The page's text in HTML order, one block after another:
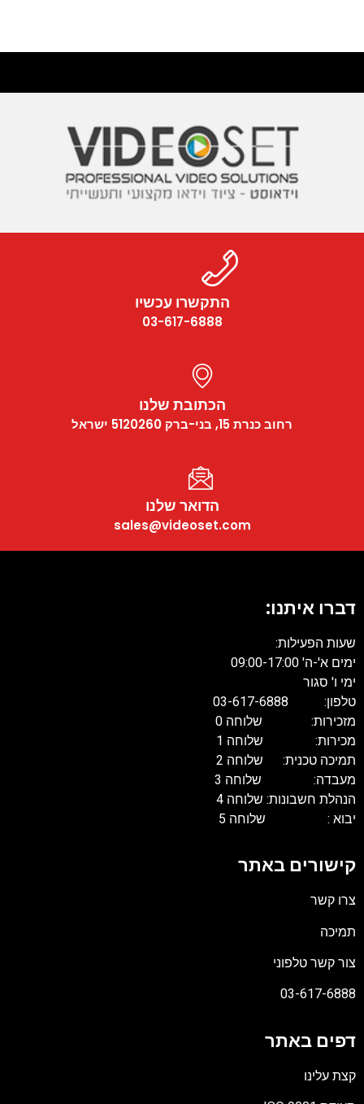
התקשרו עכשיו
03-617-6888
הכתובת שלנו
רחוב כנרת 15, בני-ברק 5120260 ישראל
הדואר שלנו
sales@videoset.com
דברו איתנו:
שעות הפעילות:
ימים א'-ה' 09:00-17:00
ימי ו' סגור
טלפון: 03-617-6888
מזכירות: שלוחה 0
מכירות: שלוחה 1
תמיכה טכנית: שלוחה 2
מעבדה: שלוחה 3
הנהלת חשבונות: שלוחה 4
יבוא : שלוחה 5
קישורים באתר
צרו קשר
תמיכה
צור קשר טלפוני
03-617-6888
דפים באתר
קצת עלינו